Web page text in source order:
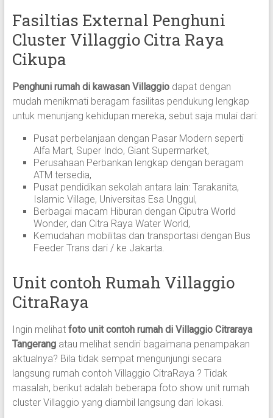
Fasiltias External Penghuni
Cluster Villaggio Citra Raya
Cikupa
Penghuni rumah di kawasan Villaggiodapat dengan
mudah menikmati beragam fasilitas pendukung lengkap
untuk menunjang kehidupan mereka, sebut saja mulai dari:
Pusat perbelanjaan dengan Pasar Modern seperti
Alfa Mart, Super Indo, Giant Supermarket,
Perusahaan Perbankan lengkap dengan beragam
ATM tersedia,
Pusat pendidikan sekolah antara lain: Tarakanita,
Islamic Village, Universitas Esa Unggul,
Berbagai macam Hiburan dengan Ciputra World
Wonder, dan Citra Raya Water World,
Kemudahan mobilitas dan transportasi dengan Bus
Feeder Trans dari / ke Jakarta.
Unit contoh Rumah Villaggio
CitraRaya
Ingin melihat foto unit contoh rumah di Villaggio Citraraya
Tangerangatau melihat sendiri bagaimana penampakan
aktualnya? Bila tidak sempat mengunjungi secara
langsung rumah contoh Villaggio CitraRaya ? Tidak
masalah, berikut adalah beberapa foto show unit rumah
cluster Villaggio yang diambil langsung dari lokasi.